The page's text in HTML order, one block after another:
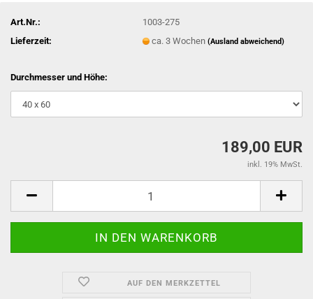
Art.Nr.:
1003-275
Lieferzeit:
ca. 3 Wochen(Ausland abweichend)
Durchmesser und Höhe:
189,00 EUR
inkl. 19% MwSt.
AUF DEN MERKZETTEL